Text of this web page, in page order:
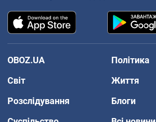
OBOZ.UA
Політика
Світ
Життя
Розслідування
Блоги